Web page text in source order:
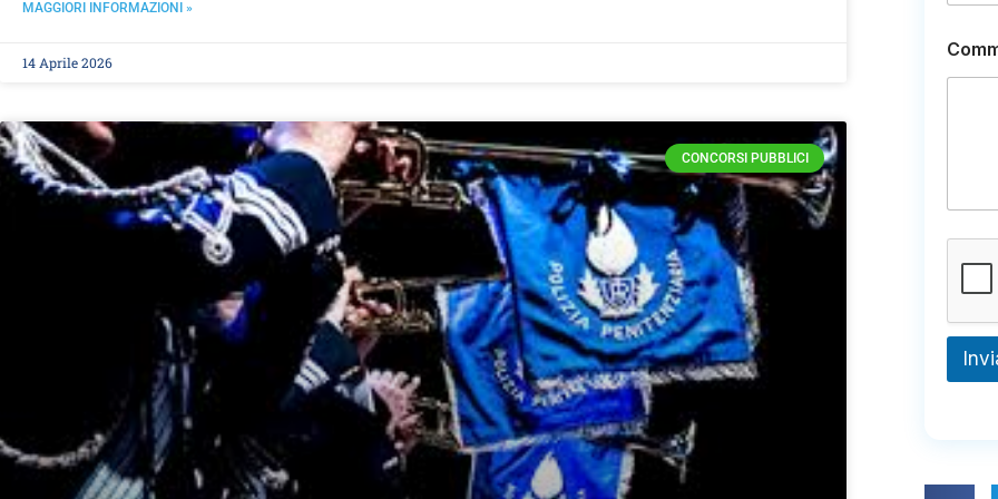
MAGGIORI INFORMAZIONI »
14 Aprile 2026
CONCORSI PUBBLICI